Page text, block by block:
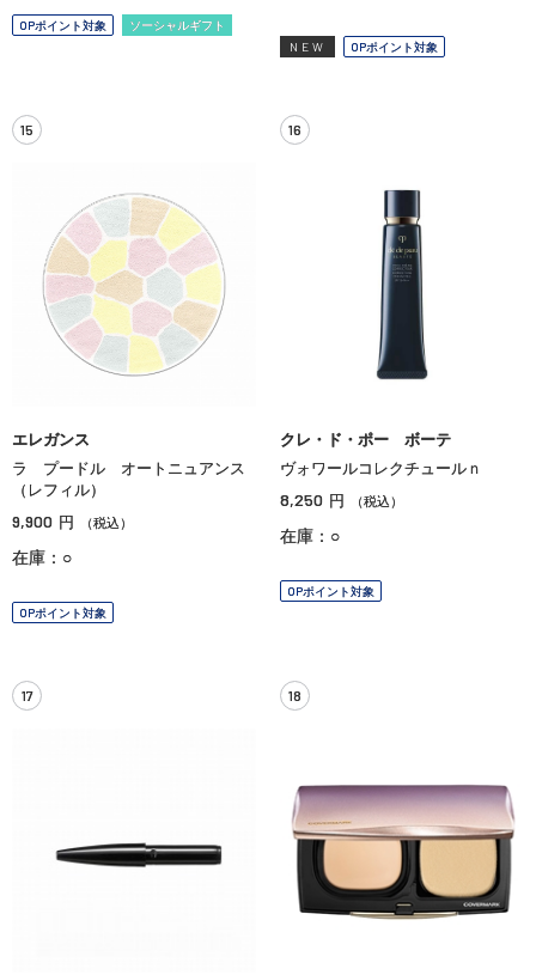
OPポイント対象 ソーシャルギフト
NEW OPポイント対象
15
エレガンス
ラ プードル オートニュアンス
（レフィル）
9,900 円 （税込）
在庫：○
OPポイント対象
16
クレ・ド・ポー ボーテ
ヴォワールコレクチュールｎ
8,250 円 （税込）
在庫：○
OPポイント対象
17 18